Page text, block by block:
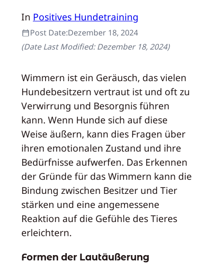
In Positives Hundetraining
Post Date:Dezember 18, 2024
(Date Last Modified:Dezember 18, 2024)
Wimmern ist ein Geräusch, das vielen
Hundebesitzern vertraut ist und oft zu
Verwirrung und Besorgnis führen
kann. Wenn Hunde sich auf diese
Weise äußern, kann dies Fragen über
ihren emotionalen Zustand und ihre
Bedürfnisse aufwerfen. Das Erkennen
der Gründe für das Wimmern kann die
Bindung zwischen Besitzer und Tier
stärken und eine angemessene
Reaktion auf die Gefühle des Tieres
erleichtern.
Formen der Lautäußerung